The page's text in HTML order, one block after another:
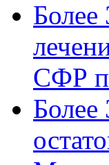
Более
СФР
Более